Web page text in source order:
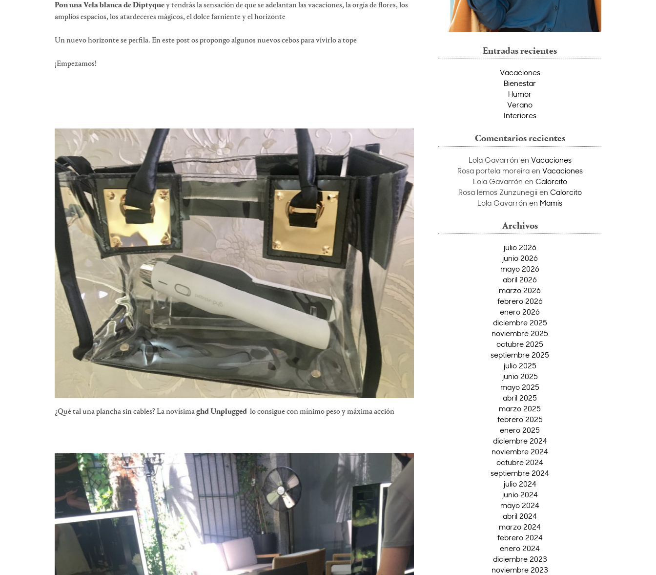
Pon una Vela blanca de Diptyquey tendrás la sensación de que se adelantan las vacaciones, la orgía de flores, los
amplios espacios, los atardeceres mágicos, el dolce farniente y el horizonte
Un nuevo horizonte se perfila. En este post os propongo algunos nuevos cebos para vivirlo a tope
¡Empezamos!
¿Qué tal una plancha sin cables? La novísimaghd Unplugged lo consigue con mínimo peso y máxima acción
Entradas recientes
Vacaciones
Bienestar
Humor
Verano
Interiores
Comentarios recientes
Lola Gavarrón en Vacaciones
Rosa portela moreiraen Vacaciones
Lola Gavarrón en Calorcito
Rosa lemos Zunzunegiien Calorcito
Lola Gavarrón en Mamis
Archivos
julio 2026
junio 2026
mayo 2026
abril 2026
marzo 2026
febrero 2026
enero 2026
diciembre 2025
noviembre 2025
octubre 2025
septiembre 2025
julio 2025
junio 2025
mayo 2025
abril 2025
marzo 2025
febrero 2025
enero 2025
diciembre 2024
noviembre 2024
octubre 2024
septiembre 2024
julio 2024
junio 2024
mayo 2024
abril 2024
marzo 2024
febrero 2024
enero 2024
diciembre 2023
noviembre 2023